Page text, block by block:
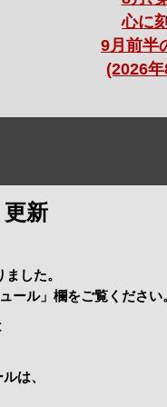
心に
9月前半
(2026
新
した。
ール」欄をご覧ください
は、